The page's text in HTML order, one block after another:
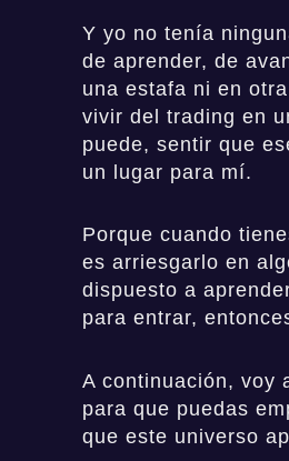
Y yo no tenía
de aprender, de
una estafa ni en
vivir del trading en
puede, sentir que
un lugar para mí.
Porque cuando
es arriesgarlo en
dispuesto a
para entrar,
A continuación, voy
para que puedas
que este universo